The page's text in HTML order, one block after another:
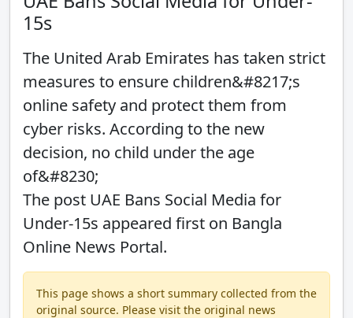
15s
The United Arab Emirates has taken strict
measures to ensure children&#8217;s
online safety and protect them from
cyber risks. According to the new
decision, no child under the age
of&#8230;
The post UAE Bans Social Media for
Under-15s appeared first on Bangla
Online News Portal.
This page shows a short summary collected from the
original source. Please visit the original news